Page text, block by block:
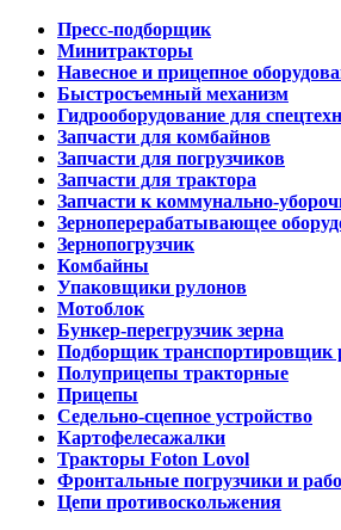
Пресс-подборщик
Минитракторы
Навесное и прицепное
Быстросъемный механизм
Гидрооборудование для
Запчасти для комбайнов
Запчасти для погрузчиков
Запчасти для трактора
Запчасти к коммунально-
Зерноперерабатывающее
Зернопогрузчик
Комбайны
Упаковщики рулонов
Мотоблок
Бункер-перегрузчик зерна
Подборщик транспортировщик
Полуприцепы тракторные
Прицепы
Седельно-сцепное устройство
Картофелесажалки
Тракторы Foton Lovol
Фронтальные погрузчики и
Цепи противоскольжения